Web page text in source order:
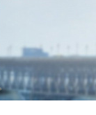
燈具，配合其他草